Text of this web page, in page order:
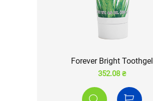
Forever Bright Toothgel
352.08 ₴